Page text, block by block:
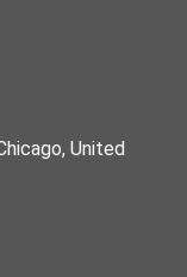
United